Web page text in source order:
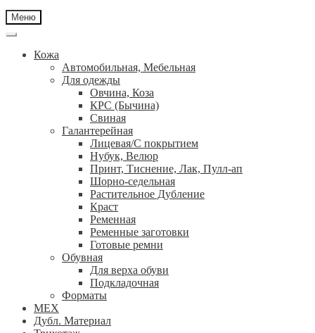
Меню
Кожа
Автомобильная, Мебельная
Для одежды
Овчина, Коза
КРС (Бычина)
Свиная
Галантерейная
Лицевая/С покрытием
Нубук, Велюр
Принт, Тиснение, Лак, Пулл-ап
Шорно-седельная
Растительное Дубление
Краст
Ременная
Ременные заготовки
Готовые ремни
Обувная
Для верха обуви
Подкладочная
Форматы
МЕХ
Дубл. Материал